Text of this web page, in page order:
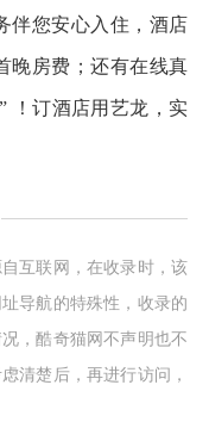
伴您安心入住，酒店
晚房费；还有在线真
！订酒店用艺龙，实
自互联网，在收录时，该
导航的特殊性，收录的
，酷奇猫网不声明也不
清楚后，再进行访问，